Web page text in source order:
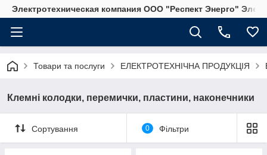
Электротехническая компания ООО "Респект Энерго"
Товари та послуги ЕЛЕКТРОТЕХНІЧНА ПРОДУКЦІЯ
Клемні колодки, перемички, пластини, наконечники
Сортування 0 Фільтри